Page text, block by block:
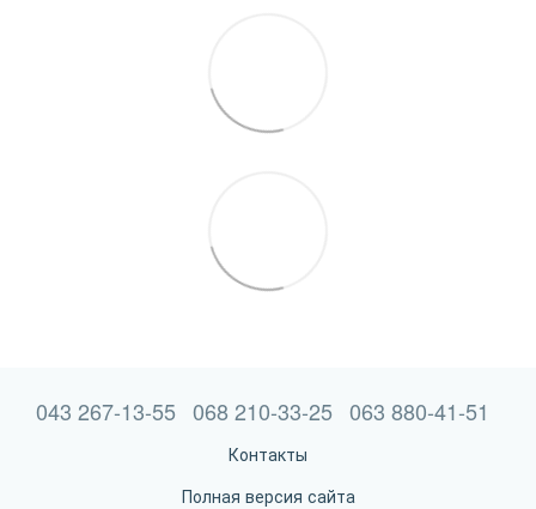
043 267-13-55 068 210-33-25 063 880-41-51
Контакты
Полная версия сайта